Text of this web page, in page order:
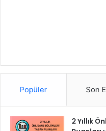
Popüler Son
2 Yıllık